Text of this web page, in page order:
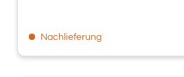
Nachlieferung